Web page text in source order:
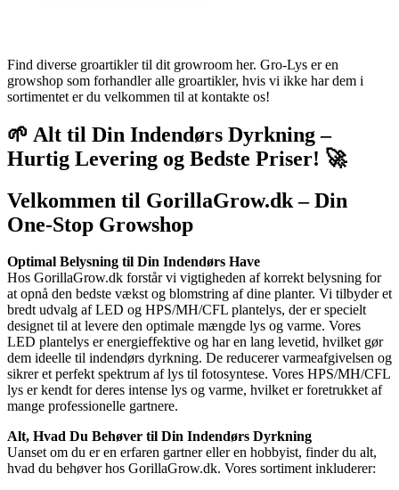
Find diverse groartikler til dit growroom her. Gro-Lys er en
growshop som forhandler alle groartikler, hvis vi ikke har dem i
sortimentet er du velkommen til at kontakte os!
🌱 Alt til Din Indendørs Dyrkning –
Hurtig Levering og Bedste Priser! 🚀
Velkommen til GorillaGrow.dk – Din
One-Stop Growshop
Optimal Belysning til Din Indendørs Have
Hos GorillaGrow.dk forstår vi vigtigheden af korrekt belysning for
at opnå den bedste vækst og blomstring af dine planter. Vi tilbyder et
bredt udvalg af LED og HPS/MH/CFL plantelys, der er specielt
designet til at levere den optimale mængde lys og varme. Vores
LED plantelys er energieffektive og har en lang levetid, hvilket gør
dem ideelle til indendørs dyrkning. De reducerer varmeafgivelsen og
sikrer et perfekt spektrum af lys til fotosyntese. Vores HPS/MH/CFL
lys er kendt for deres intense lys og varme, hvilket er foretrukket af
mange professionelle gartnere.
Alt, Hvad Du Behøver til Din Indendørs Dyrkning
Uanset om du er en erfaren gartner eller en hobbyist, finder du alt,
hvad du behøver hos GorillaGrow.dk. Vores sortiment inkluderer: